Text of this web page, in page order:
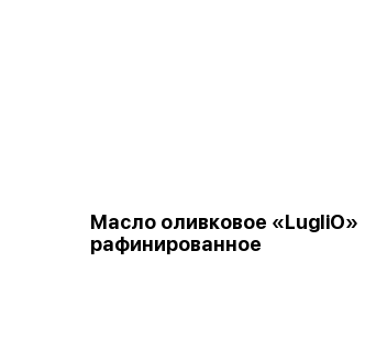
Масло оливковое «LugliO»
рафинированное